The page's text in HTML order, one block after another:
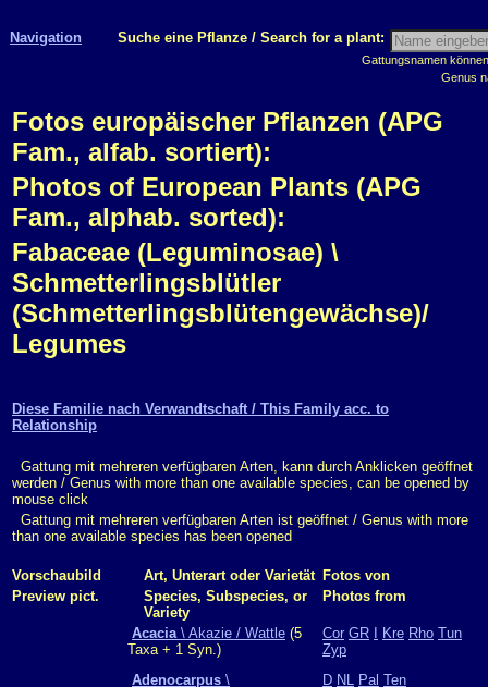
Navigation Suche eine Pflanze / Search for a plant:
Gattungsnamen
Genus
Fotos europäischer Pflanzen (APG
Fam., alfab. sortiert):
Photos of European Plants (APG
Fam., alphab. sorted):
Fabaceae (Leguminosae) \
Schmetterlingsblütler
(Schmetterlingsblütengewächse)/
Legumes
Diese Familie nach Verwandtschaft / This Family acc. to
Relationship
Gattung mit mehreren verfügbaren Arten, kann durch Anklicken geöffnet
werden / Genus with more than one available species, can be opened by
mouse click
Gattung mit mehreren verfügbaren Arten ist geöffnet / Genus with more
than one available species has been opened
Vorschaubild Art, Unterart oder Varietät Fotos von
Preview pict.
Species, Subspecies, or
Variety
Photos from
Acacia\ Akazie / Wattle (5
Taxa + 1 Syn.)
Cor GR Kre Rho Tun
Zyp
Adenocarpus \
D NL Pal Ten